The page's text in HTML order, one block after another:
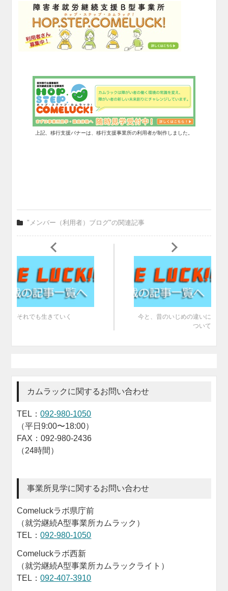
上記、移行支援バナーは、移行支援事業所の利用者が制作しました。
"メンバー（利用者）ブログ"の関連記事
それでも生きていく
今と、昔のいじめの違いに
ついて
カムラックに関するお問い合わせ
TEL：092-980-1050
（平日9:00〜18:00）
FAX：092-980-2436
（24時間）
事業所見学に関するお問い合わせ
Comeluckラボ県庁前
（就労継続A型事業所カムラック）
TEL：092-980-1050
Comeluckラボ西新
（就労継続A型事業所カムラックライト）
TEL：092-407-3910